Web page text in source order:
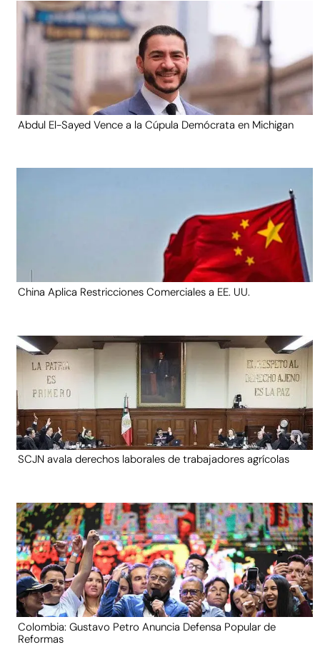
Abdul El-Sayed Vence a la Cúpula Demócrata en Michigan
China Aplica Restricciones Comerciales a EE. UU.
SCJN avala derechos laborales de trabajadores agrícolas
Colombia: Gustavo Petro Anuncia Defensa Popular de
Reformas